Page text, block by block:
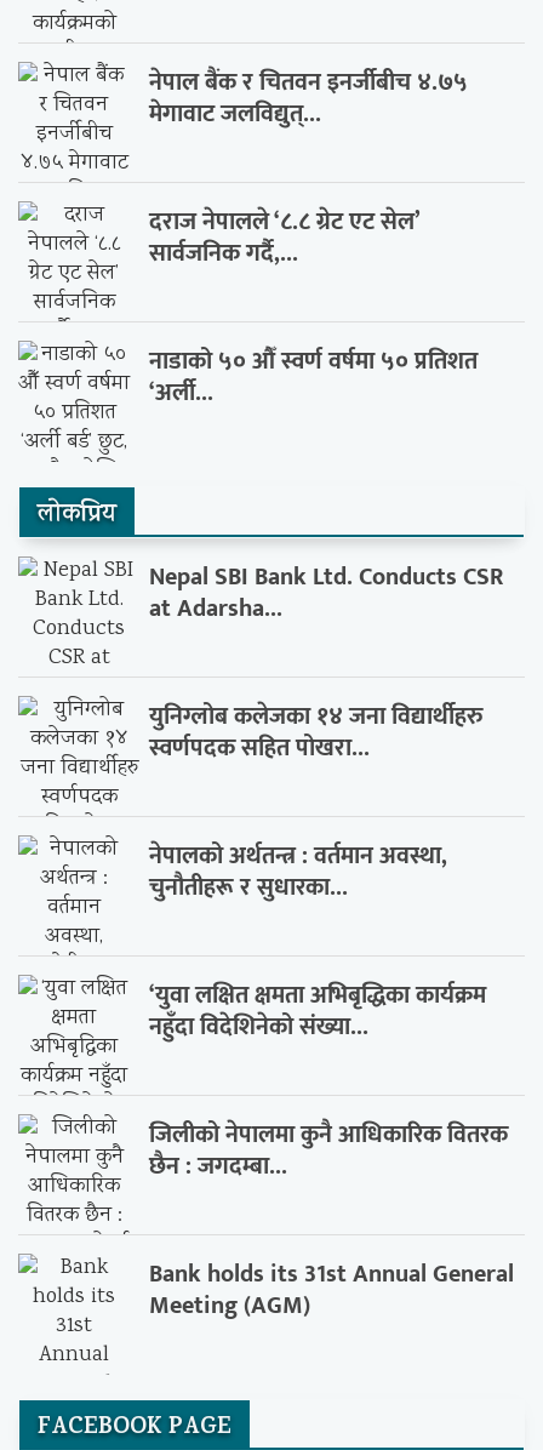
नेपाल बैंक र चितवन इनर्जीबीच ४.७५
मेगावाट जलविद्युत्...
दराज नेपालले ‘८.८ ग्रेट एट सेल’
सार्वजनिक गर्दै,...
नाडाको ५० औँ स्वर्ण वर्षमा ५० प्रतिशत
‘अर्ली...
लाेकप्रिय
Nepal SBI Bank Ltd. Conducts CSR
at Adarsha...
युनिग्लोब कलेजका १४ जना विद्यार्थीहरु
स्वर्णपदक सहित पोखरा...
नेपालको अर्थतन्त्र : वर्तमान अवस्था,
चुनौतीहरू र सुधारका...
‘युवा लक्षित क्षमता अभिबृद्धिका कार्यक्रम
नहुँदा विदेशिनेको संख्या...
जिलीको नेपालमा कुनै आधिकारिक वितरक
छैन : जगदम्बा...
Bank holds its 31st Annual General
Meeting (AGM)
FACEBOOK PAGE